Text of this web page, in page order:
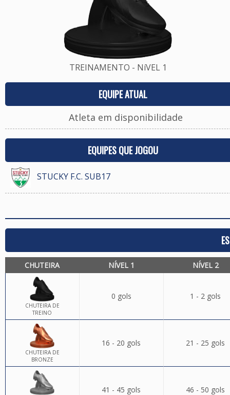
TREINAMENTO - NíVEL 1
EQUIPE ATUAL
Atleta em disponibilidade
EQUIPES QUE JOGOU
STUCKY F.C. SUB17
CHUTEIRA NÍVEL 1 NÍVEL 2
CHUTEIRA DE
TREINO
0 gols 1 - 2 gols
CHUTEIRA DE
BRONZE
16 - 20 gols 21 - 25 gols
41 - 45 gols 46 - 50 gols